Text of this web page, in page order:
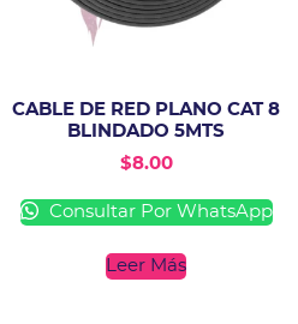
CABLE DE RED PLANO CAT 8
BLINDADO 5MTS
$8.00
Consultar Por WhatsApp
Leer Más